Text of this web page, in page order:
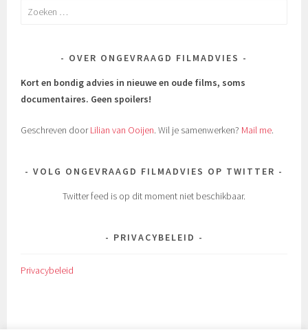
Zoeken
OVER ONGEVRAAGD FILMADVIES
Kort en bondig advies in nieuwe en oude films, soms
documentaires. Geen spoilers!
Geschreven doorLilian van Ooijen. Wil je samenwerken? Mail me.
VOLG ONGEVRAAGD FILMADVIES OP TWITTER
Twitter feed is op dit moment niet beschikbaar.
PRIVACYBELEID
Privacybeleid